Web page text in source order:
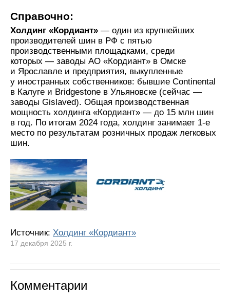
Справочно:
Холдинг «Кордиант» — один из крупнейших
производителей шин в РФ с пятью
производственными площадками, среди
которых — заводы АО «Кордиант» в Омске
и Ярославле и предприятия, выкупленные
у иностранных собственников: бывшие Continental
в Калуге и Bridgestone в Ульяновске (сейчас —
заводы Gislaved). Общая производственная
мощность холдинга «Кордиант» — до 15 млн шин
в год. По итогам 2024 года, холдинг занимает 1-е
место по результатам розничных продаж легковых
шин.
Источник: Холдинг «Кордиант»
17 декабря 2025 г.
Комментарии